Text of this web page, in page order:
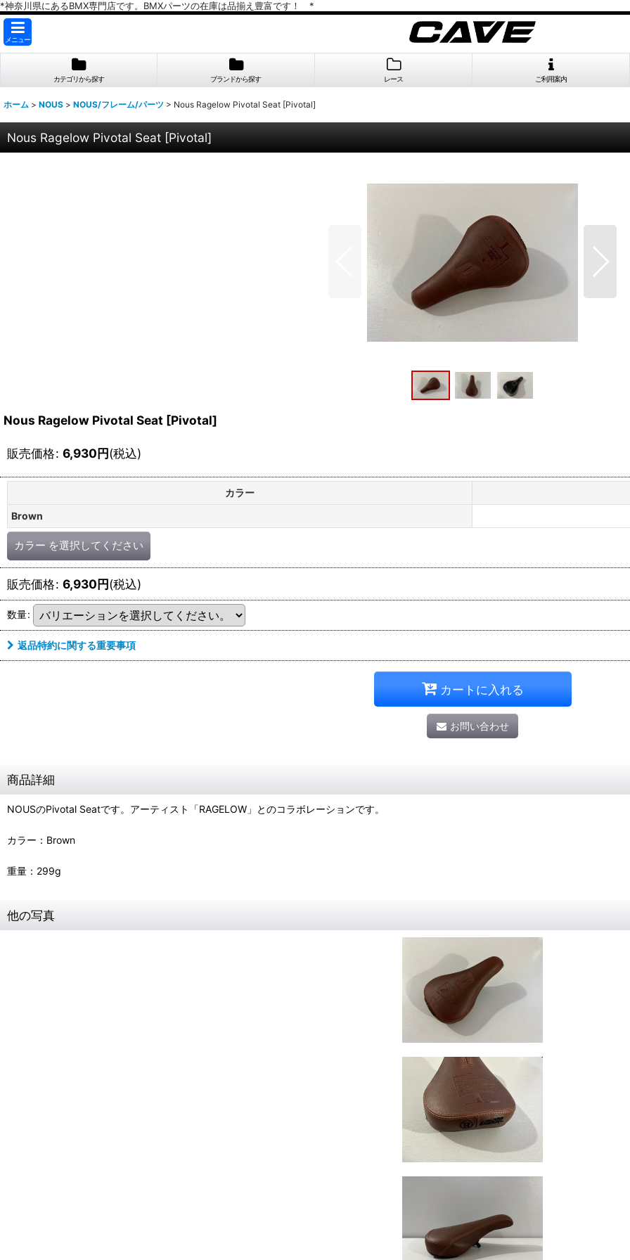
*神奈川県にあるBMX専門店です。BMXパーツの在庫は品揃え豊富です！ *
メニュー
カテゴリから探す ブランドから探す レース ご利用案内
ホーム > NOUS > NOUS/フレーム/パーツ > Nous Ragelow Pivotal Seat [Pivotal]
Nous Ragelow Pivotal Seat [Pivotal]
Nous Ragelow Pivotal Seat [Pivotal]
販売価格: 6,930円(税込)
カラー
Brown
カラー を選択してください
販売価格: 6,930円(税込)
数量:
返品特約に関する重要事項
カートに入れる
お問い合わせ
商品詳細
NOUSのPivotal Seatです。アーティスト「RAGELOW」とのコラボレーションです。
カラー：Brown
重量：299g
他の写真